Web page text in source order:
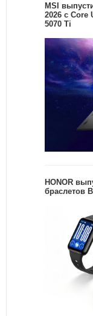
MSI
2026 с Core
5070 Ti
HONOR
браслетов